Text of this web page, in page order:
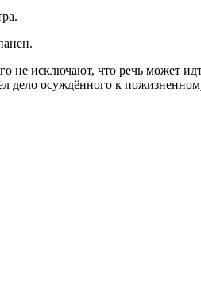
не исключают, что речь может
дело осуждённого к